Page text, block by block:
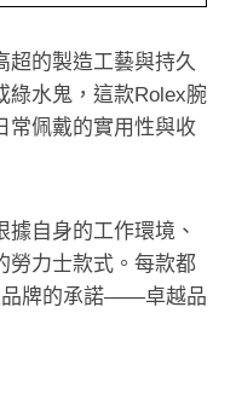
超的製造工藝與持久
綠水鬼，這款Rolex腕
常佩戴的實用性與收
自身的工作環境、
勞力士款式。每款都
品牌的承諾——卓越品